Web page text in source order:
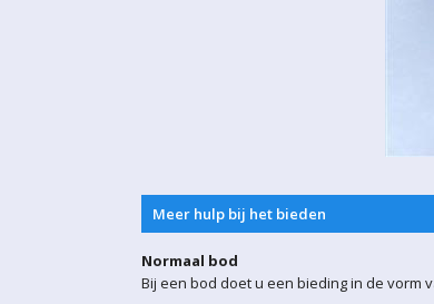
Meer hulp bij het bieden
Normaal bod
Bij een bod doet u een bieding in de vorm